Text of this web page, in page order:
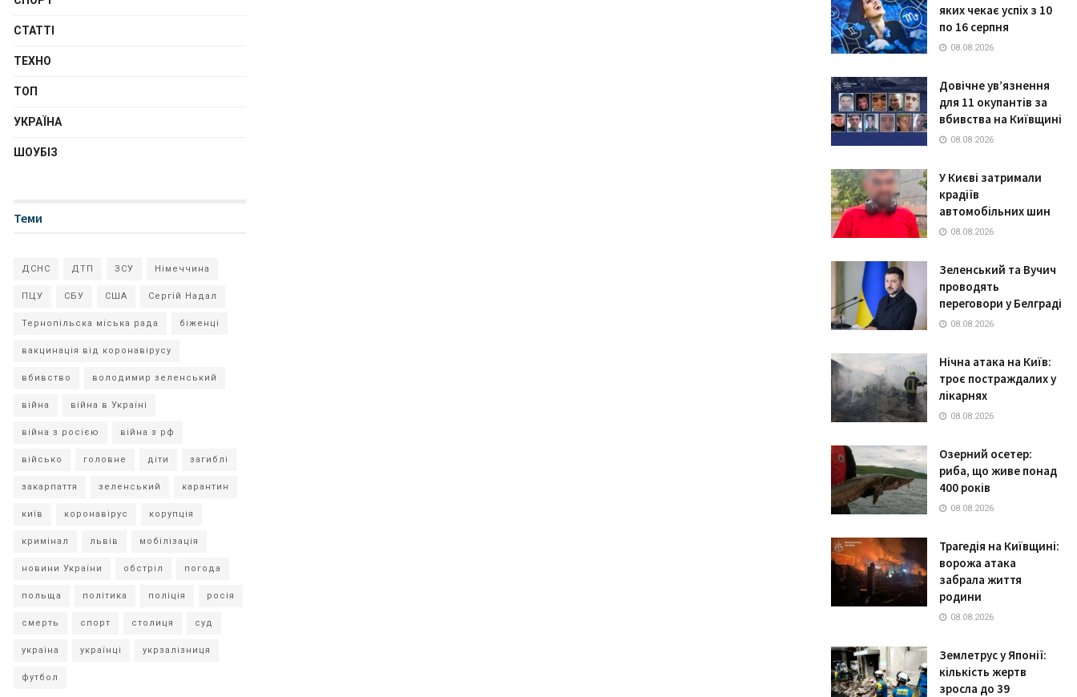
СТАТТІ
ТЕХНО
ТОП
УКРАЇНА
ШОУБІЗ
Теми
ДСНС ДТП ЗСУ Німеччина
ПЦУ СБУ США Сергій Надал
Тернопільска міська рада біженці
вакцинація від коронавірусу
вбивство володимир зеленський
війна війна в Україні
війна з росією війна з рф
військо головне діти загиблі
закарпаття зеленський карантин
київ коронавірус корупція
кримінал львів мобілізація
новини України обстріл погода
польща політика поліція росія
смерть спорт столиця суд
україна українці укрзалізниця
футбол
яких чекає успіх з 10
по 16 серпня
08.08.2026
Довічне ув’язнення
для 11 окупантів за
вбивства на Київщині
08.08.2026
У Києві затримали
крадіїв
автомобільних шин
08.08.2026
Зеленський та Вучич
проводять
переговори у Белграді
08.08.2026
Нічна атака на Київ:
троє постраждалих у
лікарнях
08.08.2026
Озерний осетер:
риба, що живе понад
400 років
08.08.2026
Трагедія на Київщині:
ворожа атака
забрала життя
родини
08.08.2026
Землетрус у Японії:
кількість жертв
зросла до 39